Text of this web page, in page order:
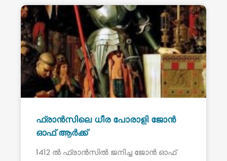
ഫ്രാൻസിലെ ധീര പോരാളി ജോൻ
ഓഫ് ആർക്ക്
1412 ൽ ഫ്രാൻസിൽ ജനിച്ച ജോൻ ഓഫ്